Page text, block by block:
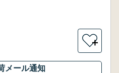
＋
メール通知